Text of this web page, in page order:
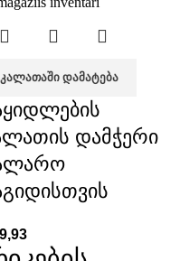
ᲙᲐᲚᲐᲗᲐᲨᲘ ᲓᲐᲛᲐᲢᲔᲑᲐ
დამჭერი